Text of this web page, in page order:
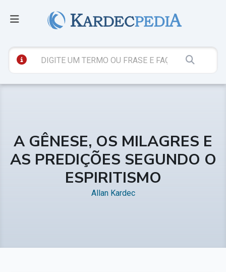
A GÊNESE, OS MILAGRES E
AS PREDIÇÕES SEGUNDO O
ESPIRITISMO
Allan Kardec